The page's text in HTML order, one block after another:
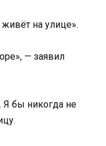
на улице».
— заявил
Я бы никогда не